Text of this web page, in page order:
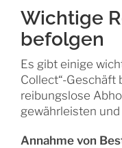
Wichtige
befolgen
Es gibt einige
Collect“-Geschäft
reibungslose
gewährleisten
Annahme von